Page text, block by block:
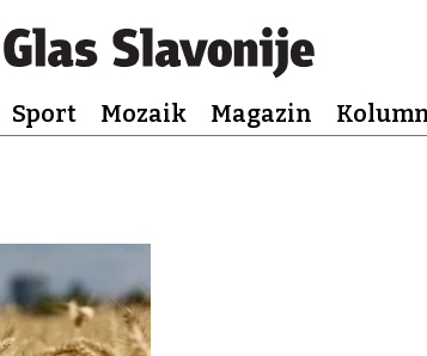
Sport Mozaik Magazin